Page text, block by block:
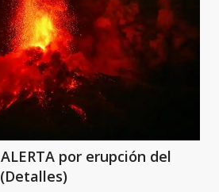
por erupción del